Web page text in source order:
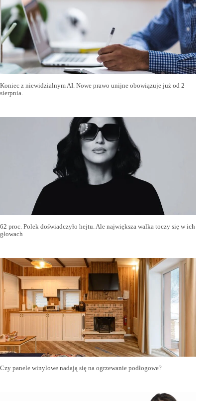
Koniec z niewidzialnym AI. Nowe prawo unijne obowiązuje już od 2
sierpnia.
62 proc. Polek doświadczyło hejtu. Ale największa walka toczy się w ich
głowach
Czy panele winylowe nadają się na ogrzewanie podłogowe?